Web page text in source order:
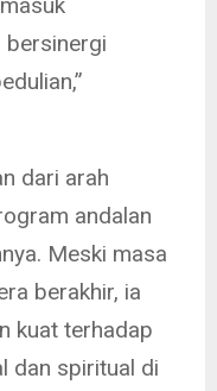
bersinergi
dari arah
andalan
Meski masa
berakhir, ia
kuat terhadap
dan spiritual di